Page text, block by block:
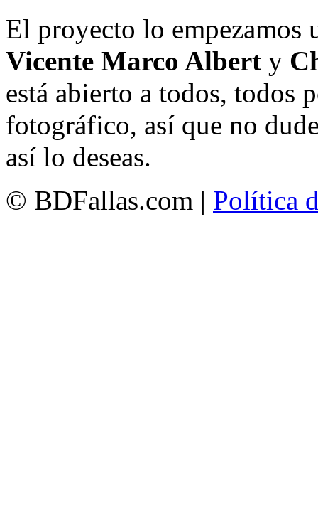
El proyecto lo empezamos
Vicente Marco Albert y
está abierto a todos, todos
fotográfico, así que no
así lo deseas.
© BDFallas.com | Política